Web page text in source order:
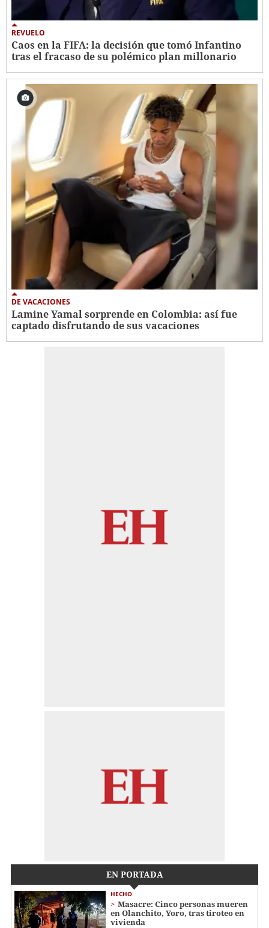
REVUELO
Caos en la FIFA: la decisión que tomó Infantino
tras el fracaso de su polémico plan millonario
DE VACACIONES
Lamine Yamal sorprende en Colombia: así fue
captado disfrutando de sus vacaciones
EN PORTADA
HECHO
Masacre: Cinco personas mueren
en Olanchito, Yoro, tras tiroteo en
vivienda